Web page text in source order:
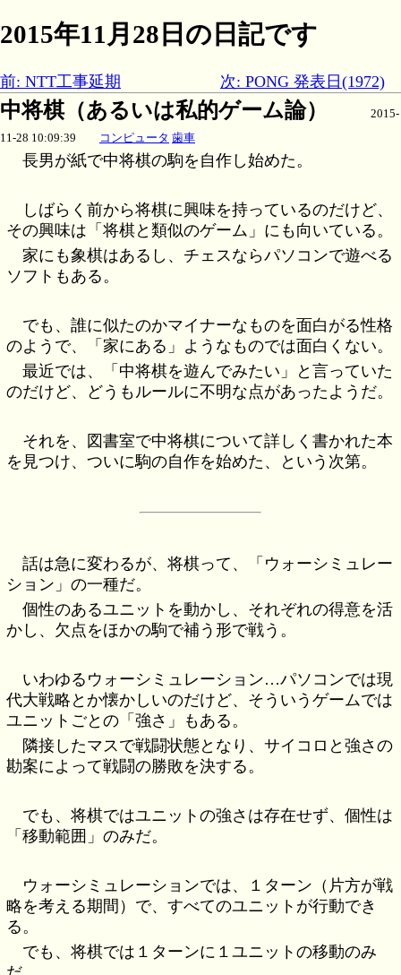
2015年11月28日の日記です
前: NTT工事延期 次: PONG 発表日(1972)
中将棋（あるいは私的ゲーム論）
2015-
11-28 10:09:39
コンピュータ 歯車
長男が紙で中将棋の駒を自作し始めた。
しばらく前から将棋に興味を持っているのだけど、
その興味は「将棋と類似のゲーム」にも向いている。
家にも象棋はあるし、チェスならパソコンで遊べる
ソフトもある。
でも、誰に似たのかマイナーなものを面白がる性格
のようで、「家にある」ようなものでは面白くない。
最近では、「中将棋を遊んでみたい」と言っていた
のだけど、どうもルールに不明な点があったようだ。
それを、図書室で中将棋について詳しく書かれた本
を見つけ、ついに駒の自作を始めた、という次第。
話は急に変わるが、将棋って、「ウォーシミュレー
ション」の一種だ。
個性のあるユニットを動かし、それぞれの得意を活
かし、欠点をほかの駒で補う形で戦う。
いわゆるウォーシミュレーション…パソコンでは現
代大戦略とか懐かしいのだけど、そういうゲームでは
ユニットごとの「強さ」もある。
隣接したマスで戦闘状態となり、サイコロと強さの
勘案によって戦闘の勝敗を決する。
でも、将棋ではユニットの強さは存在せず、個性は
「移動範囲」のみだ。
ウォーシミュレーションでは、１ターン（片方が戦
略を考える期間）で、すべてのユニットが行動でき
る。
でも、将棋では１ターンに１ユニットの移動のみ